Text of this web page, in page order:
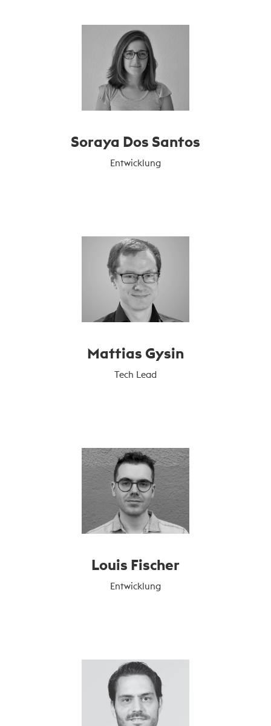
Soraya Dos Santos
Entwicklung
Mattias Gysin
Tech Lead
Louis Fischer
Entwicklung